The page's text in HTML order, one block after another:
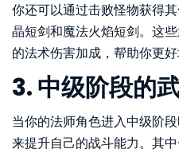
你还可以通过击败怪物获得
晶短剑和魔法火焰短剑。这
的法术伤害加成，帮助你更
3. 中级阶段的
当你的法师角色进入中级阶
来提升自己的战斗能力。其